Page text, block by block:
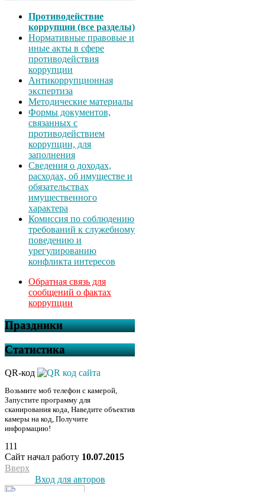
Противодействие
коррупции (все разделы)
Нормативные правовые и
иные акты в сфере
противодействия
коррупции
Антикоррупционная
экспертиза
Методические материалы
Формы документов,
связанных с
противодействием
коррупции, для
заполнения
Сведения о доходах,
расходах, об имуществе и
обязательствах
имущественного
характера
Комиссия по соблюдению
требований к служебному
поведению и
урегулированию
конфликта интересов
Обратная связь для
сообщений о фактах
коррупции
Праздники
Статистика
QR-код
Возьмите моб телефон с камерой,
Запустите программу для
сканирования кода, Наведите объектив
камеры на код, Получите
информацию!
111
Сайт начал работу 10.07.2015
Вверх
Вход для авторов